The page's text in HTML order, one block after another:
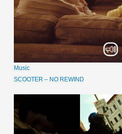
Music
SCOOTER – NO REWIND